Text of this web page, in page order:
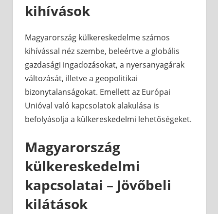
kihívások
Magyarország külkereskedelme számos
kihívással néz szembe, beleértve a globális
gazdasági ingadozásokat, a nyersanyagárak
változását, illetve a geopolitikai
bizonytalanságokat. Emellett az Európai
Unióval való kapcsolatok alakulása is
befolyásolja a külkereskedelmi lehetőségeket.
Magyarország
külkereskedelmi
kapcsolatai – Jövőbeli
kilátások